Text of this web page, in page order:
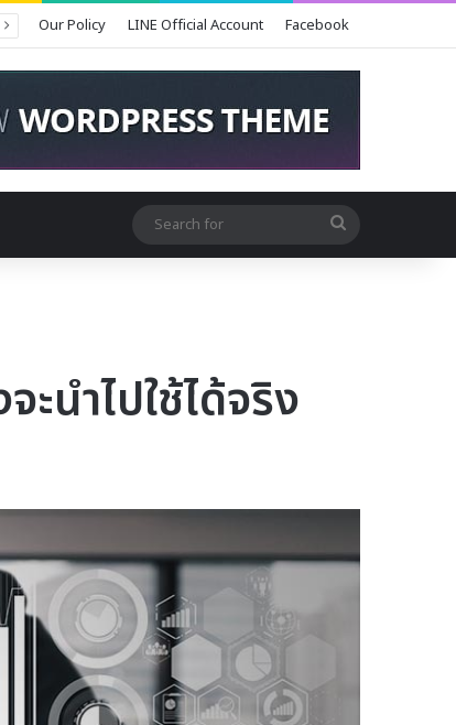
Our Policy LINE Official Account Facebook
Search
for
นำไปใช้ได้จริง